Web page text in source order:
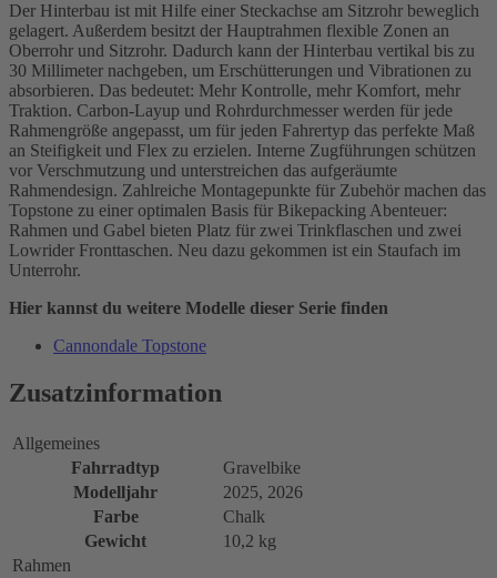
Der Hinterbau ist mit Hilfe einer Steckachse am Sitzrohr beweglich
gelagert. Außerdem besitzt der Hauptrahmen flexible Zonen an
Oberrohr und Sitzrohr. Dadurch kann der Hinterbau vertikal bis zu
30 Millimeter nachgeben, um Erschütterungen und Vibrationen zu
absorbieren. Das bedeutet: Mehr Kontrolle, mehr Komfort, mehr
Traktion. Carbon-Layup und Rohrdurchmesser werden für jede
Rahmengröße angepasst, um für jeden Fahrertyp das perfekte Maß
an Steifigkeit und Flex zu erzielen. Interne Zugführungen schützen
vor Verschmutzung und unterstreichen das aufgeräumte
Rahmendesign. Zahlreiche Montagepunkte für Zubehör machen das
Topstone zu einer optimalen Basis für Bikepacking Abenteuer:
Rahmen und Gabel bieten Platz für zwei Trinkflaschen und zwei
Lowrider Fronttaschen. Neu dazu gekommen ist ein Staufach im
Unterrohr.
Hier kannst du weitere Modelle dieser Serie finden
Cannondale Topstone
Zusatzinformation
Allgemeines
Fahrradtyp
Gravelbike
Modelljahr
2025, 2026
Farbe
Chalk
Gewicht
10,2 kg
Rahmen